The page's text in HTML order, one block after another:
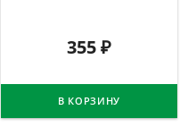
355₽
В КОРЗИНУ